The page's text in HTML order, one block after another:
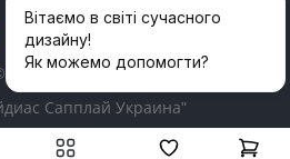
2014-2026
Сапплай Украина"